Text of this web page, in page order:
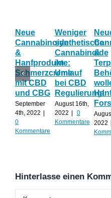
Neue
Cannabinoide
&
Hanfprodukte:
Schmerzcreme
mit CBD
und CBG
September
4th, 2022
0
Kommentare
Weniger
synthetische
Cannabinoide
im
Umlauf
bei CBD
Regulierung!
August 16th,
2022
0
Kommentare
&
2022
Hinterlasse einen